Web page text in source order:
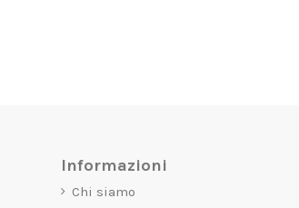
Informazioni
Chi siamo